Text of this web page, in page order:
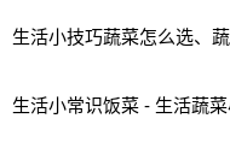
生活小技巧蔬菜怎么选、
生活小常识饭菜 - 生活蔬